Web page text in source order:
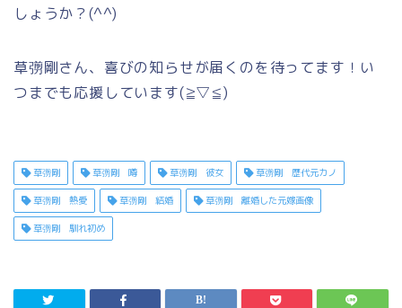
しょうか？(^^)
草彅剛さん、喜びの知らせが届くのを待ってます！い
つまでも応援しています(≧▽≦)
草彅剛 草彅剛 噂 草彅剛 彼女 草彅剛 歴代元カノ
草彅剛 熱愛 草彅剛 結婚 草彅剛 離婚した元嫁画像
草彅剛 馴れ初め